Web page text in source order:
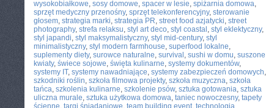
wysokobiałkowe, sosy domowe, spacer w lesie, spiżarnia domowa,
sprzęt medyczny przenośny, sprzęt telekonferencyjny, sterowanie
głosem, strategia marki, strategia PR, street food azjatycki, street
photography, strefa relaksu, styl art deco, styl coastal , styl eklektyczny,
styl japandi, styl maksymalistyczny, styl mid-century, styl
minimalistyczny, styl modern farmhouse, superfood lokalne,
suplementy diety, surowce naturalne, survival , sushi w domu, suszone
kwiaty, świece sojowe, święta kulinarne, systemy dokumentów,
systemy IT, systemy nawadniające, systemy zabezpieczeń domowych,
szkodniki roślin, szkoła filmowa projekty, szkoła muzyczna, szkoła
tańca, szkolenia kulinarne, szkolenie psów, sztuka gotowania, sztuka
uliczna murale, sztuka użytkowa domowa, taniec nowoczesny, tapety
ścienne, targi śniadaniowe, team building event, technologia